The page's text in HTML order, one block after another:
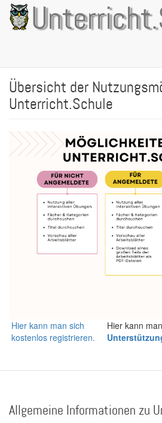
Direkt
zum
Inhalt
Übersicht der
Unterricht.Schule
Hier kann man sich
kostenlos registrieren.
Hier kann
Allgemeine Informationen zu